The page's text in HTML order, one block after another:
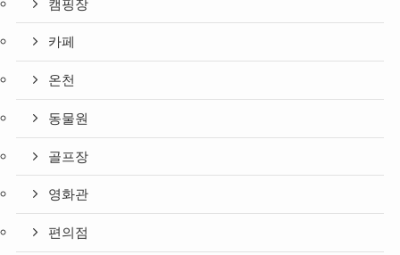
캠핑장
카페
온천
동물원
골프장
영화관
편의점